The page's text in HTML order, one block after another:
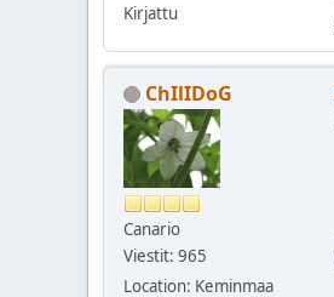
Kirjattu
ChIlIDoG
Canario
Viestit: 965
Location: Keminmaa